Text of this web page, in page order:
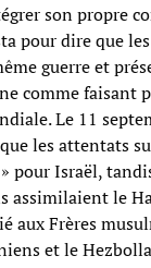
son propre
pour dire que
guerre et
comme faisant
Le 11
les attentats
pour Israël,
assimilaient le
aux Frères
et le